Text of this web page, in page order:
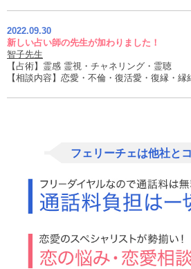
2022.09.30
新しい占い師の先生が加わりました！
智子先生
【占術】霊感 霊視・チャネリング・霊聴
【相談内容】恋愛・不倫・復活愛・復縁・縁
フェリーチェは他社と